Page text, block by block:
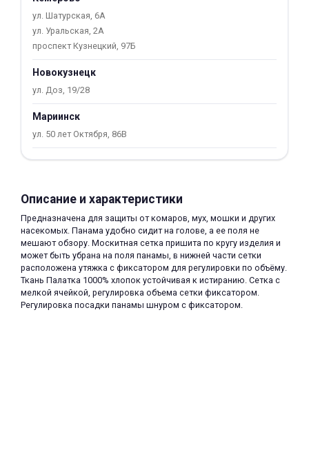
ул. Шатурская, 6А
ул. Уральская, 2А
проспект Кузнецкий, 97Б
Новокузнецк
ул. Доз, 19/28
Мариинск
ул. 50 лет Октября, 86В
Описание и характеристики
Предназначена для защиты от комаров, мух, мошки и других
насекомых. Панама удобно сидит на голове, а ее поля не
мешают обзору. Москитная сетка пришита по кругу изделия и
может быть убрана на поля панамы, в нижней части сетки
расположена утяжка с фиксатором для регулировки по объёму.
Ткань Палатка 1000% хлопок устойчивая к истиранию. Сетка с
мелкой ячейкой, регулировка объема сетки фиксатором.
Регулировка посадки панамы шнуром с фиксатором.
об оплате Плайтом
недели
8 800 302-02-51